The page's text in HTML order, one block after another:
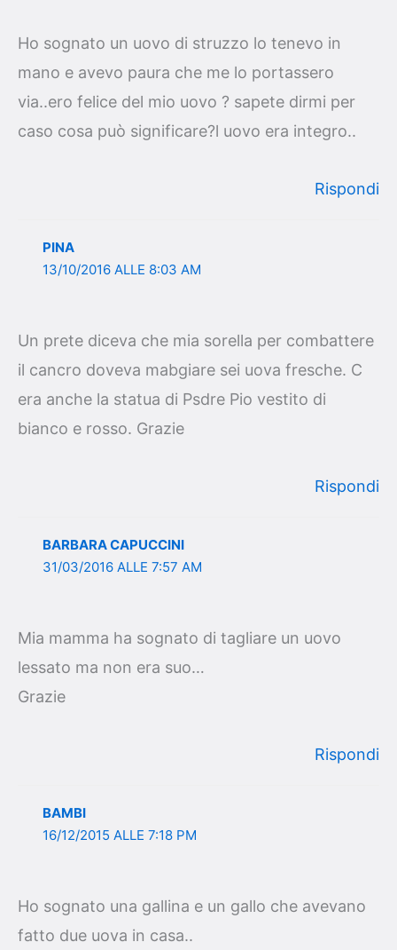
Ho sognato un uovo di struzzo lo tenevo in
mano e avevo paura che me lo portassero
via..ero felice del mio uovo ? sapete dirmi per
caso cosa può significare?l uovo era integro..
Rispondi
PINA
13/10/2016 ALLE 8:03 AM
Un prete diceva che mia sorella per combattere
il cancro doveva mabgiare sei uova fresche. C
era anche la statua di Psdre Pio vestito di
bianco e rosso. Grazie
Rispondi
BARBARA CAPUCCINI
31/03/2016 ALLE 7:57 AM
Mia mamma ha sognato di tagliare un uovo
lessato ma non era suo…
Grazie
Rispondi
BAMBI
16/12/2015 ALLE 7:18 PM
Ho sognato una gallina e un gallo che avevano
fatto due uova in casa..